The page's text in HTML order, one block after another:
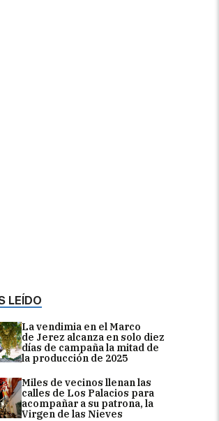
LEÍDO
La vendimia en el Marco
de Jerez alcanza en solo diez
días de campaña la mitad de
la producción de 2025
Miles de vecinos llenan las
calles de Los Palacios para
acompañar a su patrona, la
Virgen de las Nieves